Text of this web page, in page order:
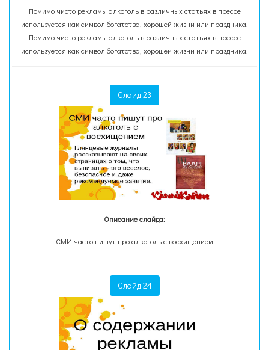
Помимо чисто рекламы алкоголь в различных статьях в прессе
используется как символ богатства, хорошей жизни или праздника.
Помимо чисто рекламы алкоголь в различных статьях в прессе
используется как символ богатства, хорошей жизни или праздника.
Слайд 23
Описание слайда:
СМИ часто пишут про алкоголь с восхищением
Слайд 24